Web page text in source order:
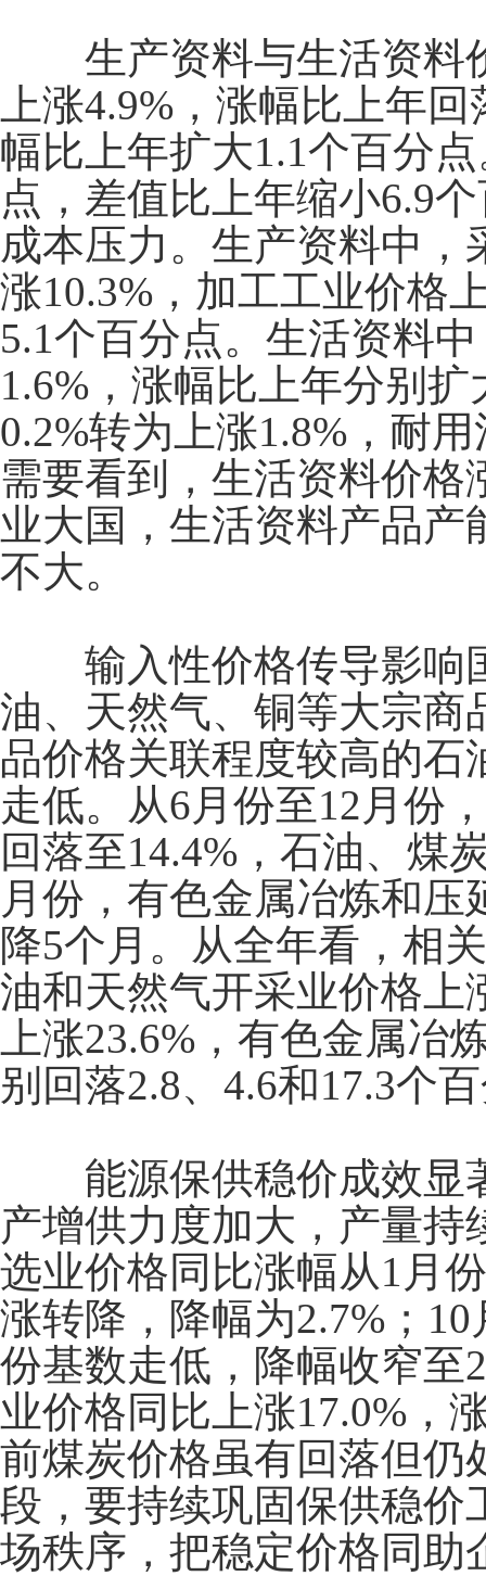
生产资料与生活资料
上涨4.9% ，涨幅比上年回
幅比上年扩大1.1个百分
点，差值比上年缩小6.9
成本压力。生产资料中，
涨10.3% ，加工工业价格
5.1个百分点。生活资料
1.6% ，涨幅比上年分别扩
0.2%转为上涨1.8% ，耐
需要看到，生活资料价
业大国，生活资料产品
不大。
输入性价格传导影响
油、天然气、铜等大宗商
品价格关联程度较高的
走低。从6月份至12 月份
回落至14.4% ，石油、煤
月份，有色金属冶炼和
降5个月。从全年看，相
油和天然气开采业价格上
上涨23.6% ，有色金属冶
别回落2.8、 4.6和17.3个
能源保供稳价成效显
产增供力度加大，产量
选业价格同比涨幅从1 月
涨转降，降幅为2.7% ； 10
份基数走低，降幅收窄至
业价格同比上涨17.0% ，
前煤炭价格虽有回落但仍
段，要持续巩固保供稳价
场秩序，把稳定价格同助